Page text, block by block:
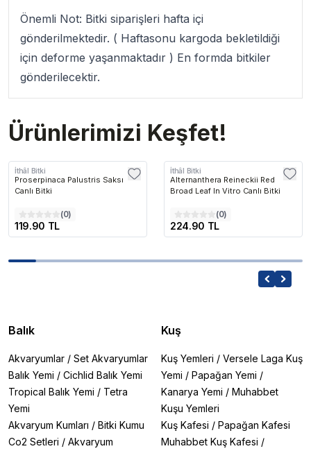
Önemli Not: Bitki siparişleri hafta içi
gönderilmektedir. ( Haftasonu kargoda bekletildiği
için deforme yaşanmaktadır ) En formda bitkiler
gönderilecektir.
Ürünlerimizi Keşfet!
İthâl Bitki
Proserpinaca Palustris Saksı
Canlı Bitki
(0)
119.90 TL
İthâl Bitki
Alternanthera Reineckii Red
Broad Leaf In Vitro Canlı Bitki
(0)
224.90 TL
Balık
Akvaryumlar / Set Akvaryumlar
Balık Yemi / Cichlid Balık Yemi
Tropical Balık Yemi / Tetra
Yemi
Akvaryum Kumları / Bitki Kumu
Co2 Setleri / Akvaryum
Kuş
Kuş Yemleri / Versele Laga Kuş
Yemi / Papağan Yemi /
Kanarya Yemi / Muhabbet
Kuşu Yemleri
Kuş Kafesi / Papağan Kafesi
Muhabbet Kuş Kafesi /